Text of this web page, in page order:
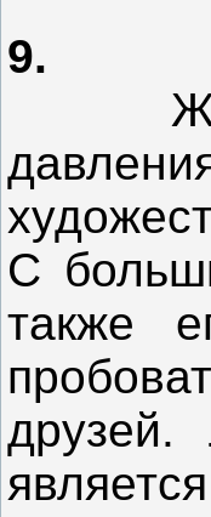
9.
С
также